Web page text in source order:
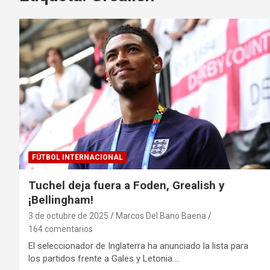
FÚTBOL INTERNACIONAL
Tuchel deja fuera a Foden, Grealish y
¡Bellingham!
3 de octubre de 2025
Marcos Del Bano Baena
164 comentarios
El seleccionador de Inglaterra ha anunciado la lista para
los partidos frente a Gales y Letonia.…